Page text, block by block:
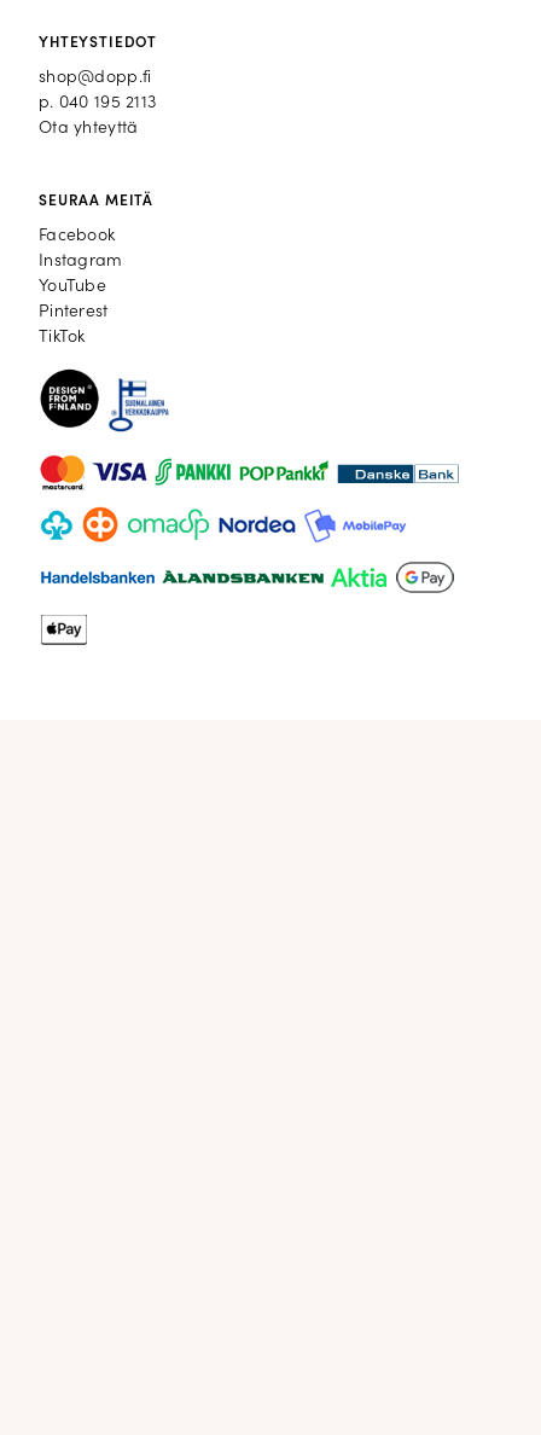
YHTEYSTIEDOT
shop@dopp.fi
p. 040 195 2113
Ota yhteyttä
SEURAA MEITÄ
Facebook
Facebook
Instagram
Instagram
YouTube
YouTube
Pinterest
Pinterest
TikTok
TikTok